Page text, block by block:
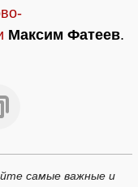
Максим Фатеев.
самые важные и